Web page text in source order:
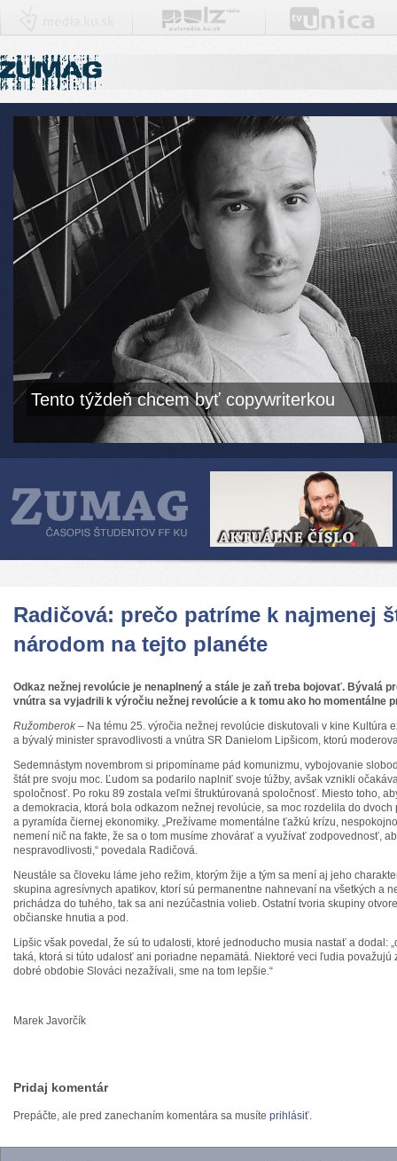
Tento týždeň chcem byť copywriterkou
Radičová: prečo patríme k najmenej
národom na tejto planéte
Odkaz nežnej revolúcie je nenaplnený a stále je zaň treba bojovať. Bývalá
vnútra sa vyjadrili k výročiu nežnej revolúcie a k tomu ako ho momentálne
Ružomberok – Na tému 25. výročia nežnej revolúcie diskutovali v kine Kultúra
a bývalý minister spravodlivosti a vnútra SR Danielom Lipšicom, ktorú
Sedemnástym novembrom si pripomíname pád komunizmu, vybojovanie
štát pre svoju moc. Ľudom sa podarilo naplniť svoje túžby, avšak vznikli
spoločnosť. Po roku 89 zostala veľmi štruktúrovaná spoločnosť. Miesto toho,
a demokracia, ktorá bola odkazom nežnej revolúcie, sa moc rozdelila do dvoch
a pyramída čiernej ekonomiky. „Prežívame momentálne ťažkú krízu,
nemení nič na fakte, že sa o tom musíme zhovárať a využívať zodpovednosť,
nespravodlivosti,“ povedala Radičová.
Neustále sa človeku láme jeho režim, ktorým žije a tým sa mení aj jeho
skupina agresívnych apatikov, ktorí sú permanentne nahnevaní na všetkých a
prichádza do tuhého, tak sa ani nezúčastnia volieb. Ostatní tvoria skupiny
občianske hnutia a pod.
Lipšic však povedal, že sú to udalosti, ktoré jednoducho musia nastať a dodal:
taká, ktorá si túto udalosť ani poriadne nepamätá. Niektoré veci ľudia považujú
dobré obdobie Slováci nezažívali, sme na tom lepšie.“
Marek Javorčík
Pridaj komentár
Prepáčte, ale pred zanechaním komentára sa musíte prihlásiť.